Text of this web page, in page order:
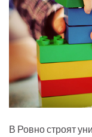
В Ровно строят